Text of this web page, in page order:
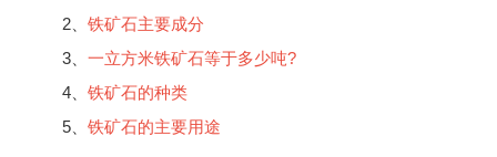
2、 铁矿石主要成分
3、 一立方米铁矿石等于多少吨?
4、 铁矿石的种类
5、 铁矿石的主要用途